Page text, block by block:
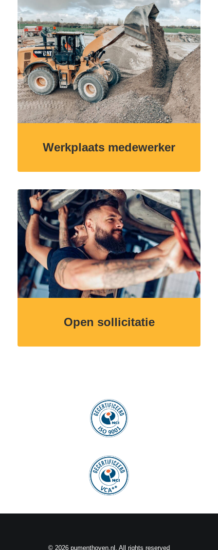
Werkplaats medewerker
Open sollicitatie
© 2026 pumenthoven.nl. All rights reserved